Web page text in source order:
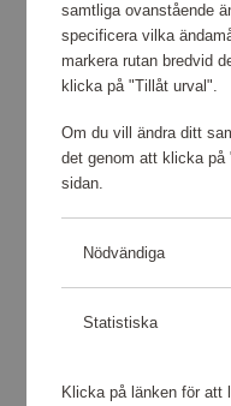
samtliga ovanstående
specificera vilka
markera rutan bredvid
klicka på "Tillåt urval".
Om du vill ändra ditt
det genom att klicka på
sidan.
Nödvändiga
Statistiska
Klicka på länken för att